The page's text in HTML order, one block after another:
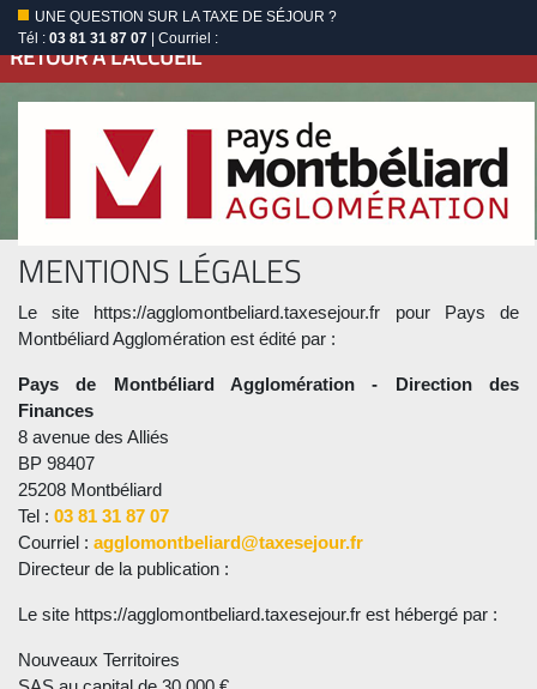
UNE QUESTION SUR LA TAXE DE SÉJOUR ?
Tél : 03 81 31 87 07 | Courriel :
RETOUR À L'ACCUEIL
MENTIONS LÉGALES
Le site https://agglomontbeliard.taxesejour.fr pour Pays de
Montbéliard Agglomération est édité par :
Pays de Montbéliard Agglomération - Direction des
Finances
8 avenue des Alliés
BP 98407
25208 Montbéliard
Tel : 03 81 31 87 07
Courriel : agglomontbeliard@taxesejour.fr
Directeur de la publication :
Le site https://agglomontbeliard.taxesejour.fr est hébergé par :
Nouveaux Territoires